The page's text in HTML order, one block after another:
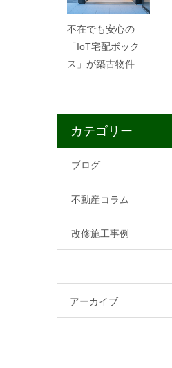
不在でも安心の
「IoT宅配ボック
ス」が築古物件…
カテゴリー
ブログ
不動産コラム
改修施工事例
アーカイブ